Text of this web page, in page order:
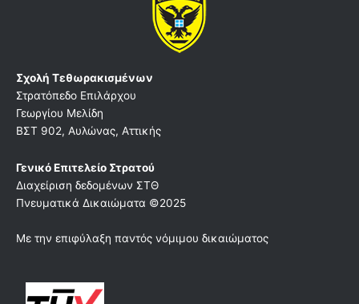
Σχολή Τεθωρακισμένων
Στρατόπεδο Επιλάρχου
Γεωργίου Μελίδη
ΒΣΤ 902, Αυλώνας, Αττικής
Γενικό Επιτελείο Στρατού
Διαχείριση δεδομένων ΣΤΘ
Πνευματικά Δικαιώματα ©2025
Με την επιφύλαξη παντός νόμιμου δικαιώματος